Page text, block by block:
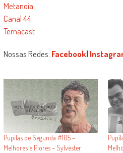
Metanoia
Canal 44
Temacast
Nossas Redes: Facebook|
Pupilas de Segunda #105 –
Melhores e Piores – Sylvester